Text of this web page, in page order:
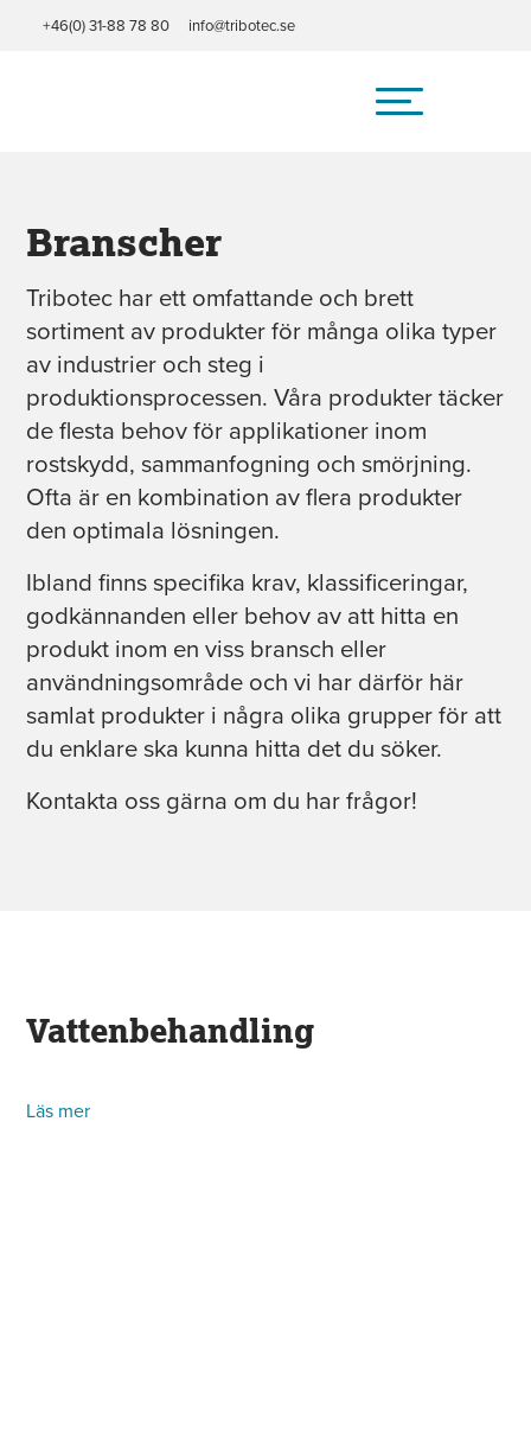
+46(0) 31-88 78 80 info@tribotec.se
Branscher
Tribotec har ett omfattande och brett
sortiment av produkter för många olika typer
av industrier och steg i
produktionsprocessen. Våra produkter täcker
de flesta behov för applikationer inom
rostskydd, sammanfogning och smörjning.
Ofta är en kombination av flera produkter
den optimala lösningen.
Ibland finns specifika krav, klassificeringar,
godkännanden eller behov av att hitta en
produkt inom en viss bransch eller
användningsområde och vi har därför här
samlat produkter i några olika grupper för att
du enklare ska kunna hitta det du söker.
Kontakta oss gärna om du har frågor!
Vattenbehandling
Läs mer